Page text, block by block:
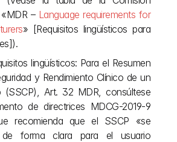
– Language requirements for
» [Requisitos lingüísticos para
lingüísticos: Para el Resumen
y Rendimiento Clínico de un
(SSCP), Art. 32 MDR, consúltese
de directrices MDCG-2019-9
recomienda que el SSCP «se
de forma clara para el usuario